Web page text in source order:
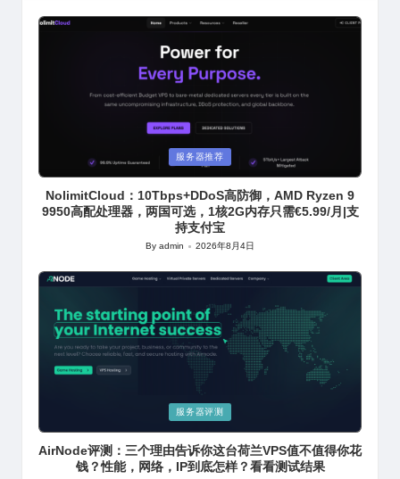
Posted
in
服务器推荐
NolimitCloud：10Tbps+DDoS高防御，AMD Ryzen 9
9950高配处理器，两国可选，1核2G内存只需€5.99/月|支
持支付宝
Posted
Byadmin 2026年8月4日
in
服务器评测
AirNode评测：三个理由告诉你这台荷兰VPS值不值得你花
钱？性能，网络，IP到底怎样？看看测试结果